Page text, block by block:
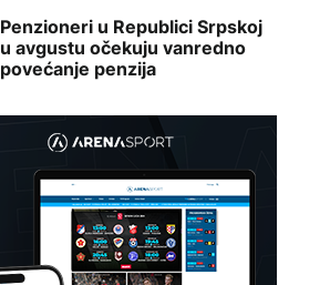
Penzioneri u Republici Srpskoj
u avgustu očekuju vanredno
povećanje penzija